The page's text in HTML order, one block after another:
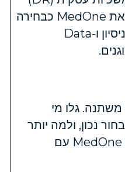
ב-2026. המאמר מבליט את MedOne כבחירה
המובילה בזכות 25 שנות ניסיון ו-Data
משתנה. גלו מי
נכון, ולמה יותר
ארגונים עוברים ל-MedOne Cloud עם